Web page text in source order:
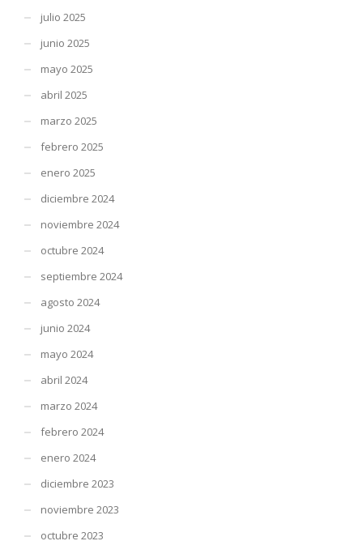
julio 2025
junio 2025
mayo 2025
abril 2025
marzo 2025
febrero 2025
enero 2025
diciembre 2024
noviembre 2024
octubre 2024
septiembre 2024
agosto 2024
junio 2024
mayo 2024
abril 2024
marzo 2024
febrero 2024
enero 2024
diciembre 2023
noviembre 2023
octubre 2023